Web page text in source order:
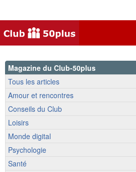
Magazine du Club-50plus
Tous les articles
Amour et rencontres
Conseils du Club
Loisirs
Monde digital
Psychologie
Santé